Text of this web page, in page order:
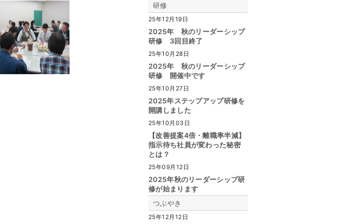
研修
25年12月19日
2025年 秋のリーダーシップ
研修 3回目終了
25年10月28日
2025年 秋のリーダーシップ
研修 開催中です
25年10月27日
2025年ステップアップ研修を
開講しました
25年10月03日
【改善提案4倍・離職率半減】
指示待ち社員が変わった秘密
とは？
25年09月12日
2025年秋のリーダーシップ研
修が始まります
つぶやき
25年12月12日